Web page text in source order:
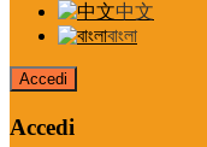
中文
বাংলা
Accedi
Accedi